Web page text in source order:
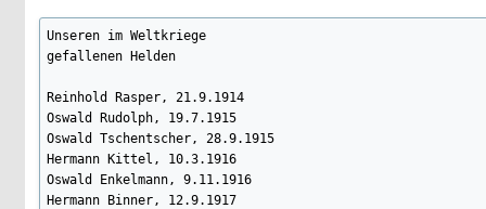
Unseren im Weltkriege
gefallenen Helden
Reinhold Rasper, 21.9.1914
Oswald Rudolph, 19.7.1915
Oswald Tschentscher, 28.9.1915
Hermann Kittel, 10.3.1916
Oswald Enkelmann, 9.11.1916
Hermann Binner, 12.9.1917